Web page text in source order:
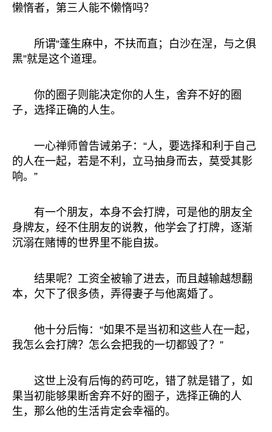
懒惰者，第三人能不懒惰吗？
所谓“蓬生麻中，不扶而直；白沙在涅，与之俱
黑”就是这个道理。
你的圈子则能决定你的人生，舍弃不好的圈
子，选择正确的人生。
一心禅师曾告诫弟子：“人，要选择和利于自己
的人在一起，若是不利，立马抽身而去，莫受其影
响。”
有一个朋友，本身不会打牌，可是他的朋友全
身牌友，经不住朋友的说教，他学会了打牌，逐渐
沉溺在赌博的世界里不能自拔。
结果呢？工资全被输了进去，而且越输越想翻
本，欠下了很多债，弄得妻子与他离婚了。
他十分后悔：“如果不是当初和这些人在一起，
我怎么会打牌？怎么会把我的一切都毁了？”
这世上没有后悔的药可吃，错了就是错了，如
果当初能够果断舍弃不好的圈子，选择正确的人
生，那么他的生活肯定会幸福的。